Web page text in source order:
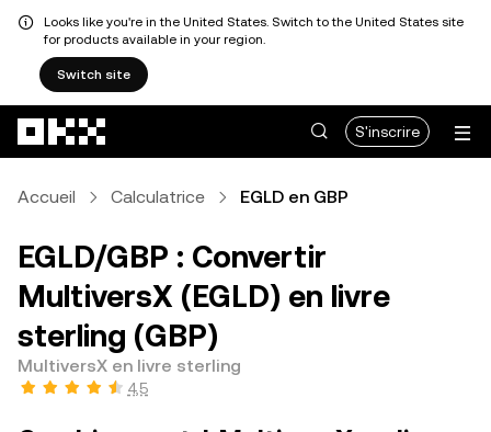
Looks like you're in the United States. Switch to the United States site
for products available in your region.
Switch site
S'inscrire
Accueil Calculatrice EGLD en GBP
EGLD/GBP : Convertir
MultiversX (EGLD) en livre
sterling (GBP)
MultiversX en livre sterling
4,5